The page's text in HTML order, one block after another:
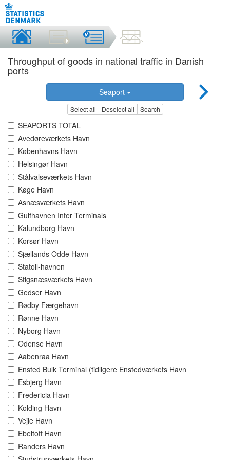
Throughput of goods in national traffic in Danish
ports
Seaport
Select all Deselect all Search
SEAPORTS TOTAL
Avedøreværkets Havn
Københavns Havn
Helsingør Havn
Stålvalseværkets Havn
Køge Havn
Asnæsværkets Havn
Gulfhavnen Inter Terminals
Kalundborg Havn
Korsør Havn
Sjællands Odde Havn
Statoil-havnen
Stigsnæsværkets Havn
Gedser Havn
Rødby Færgehavn
Rønne Havn
Nyborg Havn
Odense Havn
Aabenraa Havn
Ensted Bulk Terminal (tidligere Enstedværkets Havn
Esbjerg Havn
Fredericia Havn
Kolding Havn
Vejle Havn
Ebeltoft Havn
Randers Havn